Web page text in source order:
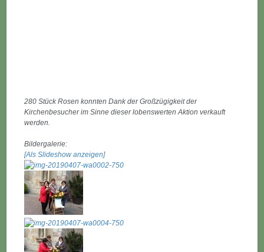
280 Stück Rosen konnten Dank der Großzügigkeit der
Kirchenbesucher im Sinne dieser lobenswerten Aktion verkauft
werden.
Bildergalerie:
[Als Slideshow anzeigen]